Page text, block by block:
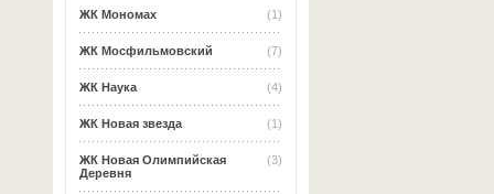
(1)
ЖК Мономах
(7)
ЖК Мосфильмовский
(4)
ЖК Наука
(1)
ЖК Новая звезда
(3)
ЖК Новая Олимпийская
Деревня